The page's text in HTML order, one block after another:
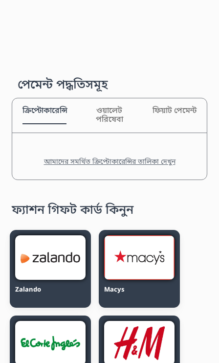
পেমেন্ট পদ্ধতিসমূহ
ক্রিপ্টোকারেন্সি
ওয়ালেট
পরিষেবা
ফিয়াট পেমেন্ট
আমাদের সমর্থিত ক্রিপ্টোকারেন্সির তালিকা দেখুন
ফ্যাশন গিফট কার্ড কিনুন
Zalando Macys